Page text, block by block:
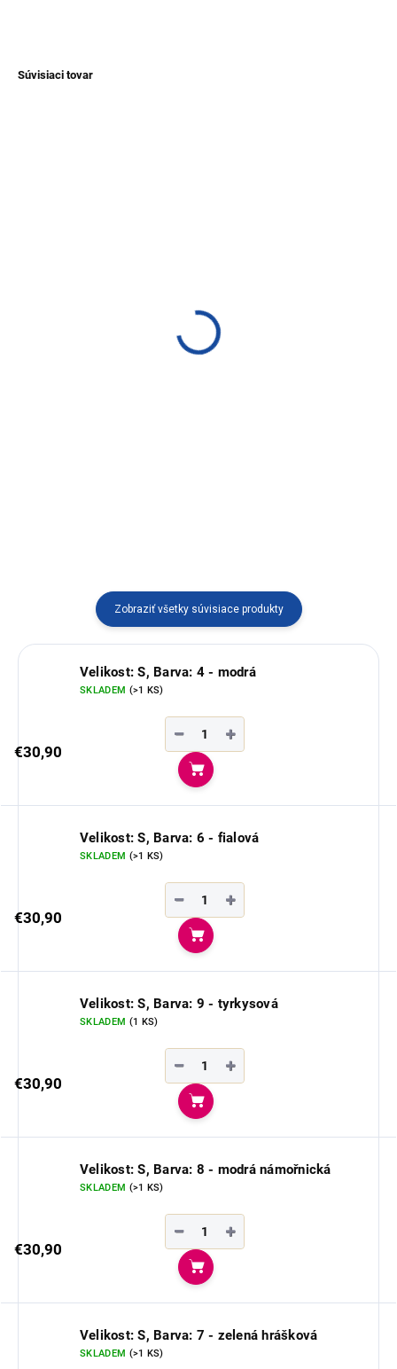
Súvisiaci tovar
Zobraziť všetky súvisiace produkty
Velikost: S, Barva: 4 - modrá
SKLADEM (>1 KS)
€30,90
+
−
Do košíka
Velikost: S, Barva: 6 - fialová
SKLADEM (>1 KS)
€30,90
+
−
Do košíka
Velikost: S, Barva: 9 - tyrkysová
SKLADEM (1 KS)
€30,90
+
−
Do košíka
Velikost: S, Barva: 8 - modrá námořnická
SKLADEM (>1 KS)
€30,90
+
−
Do košíka
Velikost: S, Barva: 7 - zelená hrášková
SKLADEM (>1 KS)